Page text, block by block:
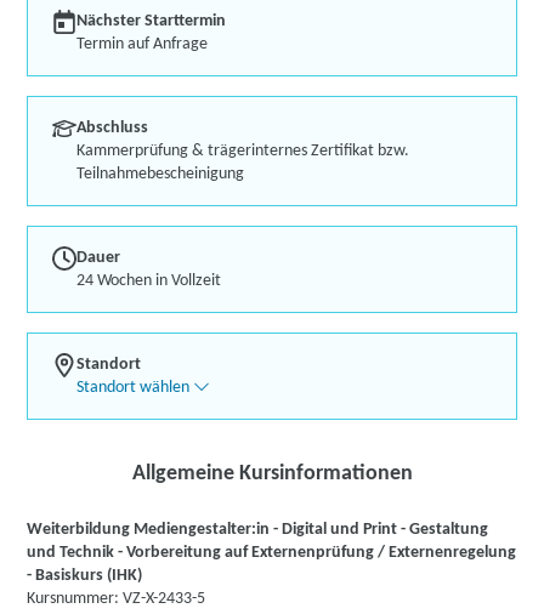
Nächster Starttermin
Termin auf Anfrage
Abschluss
Kammerprüfung & trägerinternes Zertifikat bzw.
Teilnahmebescheinigung
Dauer
24 Wochen in Vollzeit
Standort
Standort wählen
Allgemeine Kursinformationen
Weiterbildung Mediengestalter:in - Digital und Print - Gestaltung
und Technik - Vorbereitung auf Externenprüfung / Externenregelung
- Basiskurs (IHK)
Kursnummer: VZ-X-2433-5